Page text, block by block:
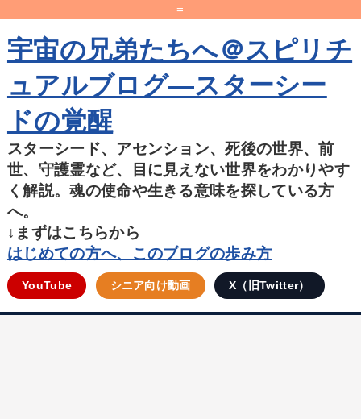
=
宇宙の兄弟たちへ＠スピリチ
ュアルブログ―スターシー
ドの覚醒
スターシード、アセンション、死後の世界、前
世、守護霊など、目に見えない世界をわかりやす
く解説。魂の使命や生きる意味を探している方
へ。
↓まずはこちらから
はじめての方へ、このブログの歩み方
YouTube シニア向け動画 X（旧Twitter）